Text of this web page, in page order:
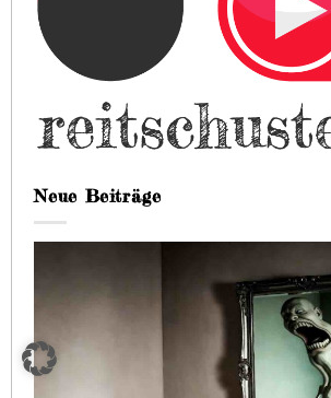
Neue Beiträge